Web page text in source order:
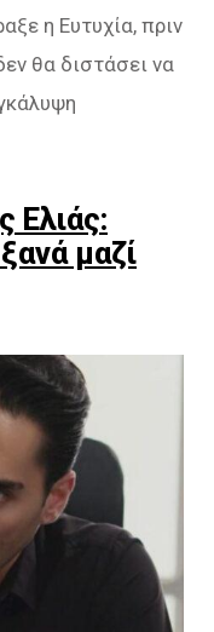
η Ευτυχία, πριν
θα διστάσει να
Ελιάς:
μαζί